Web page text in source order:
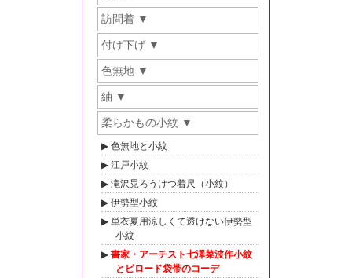
訪問着
付け下げ
色無地
紬
柔らかもの小紋
色無地と小紋
江戸小紋
滝沢晃ろうけつ着尺（小紋）
伊勢型小紋
単衣夏用涼しくて透けない伊勢型
小紋
書家・アーチスト七澤菜波作小紋
とビロード袋帯のコーデ